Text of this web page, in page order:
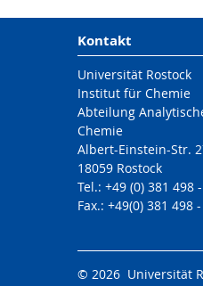
Kontakt
Universität Rostock
Institut für Chemie
Abteilung
Chemie
Albert-Einstein-Str.
18059 Rostock
Tel.: +49 (0) 381 498
Fax.: +49(0) 381 498
© 2026 Universität